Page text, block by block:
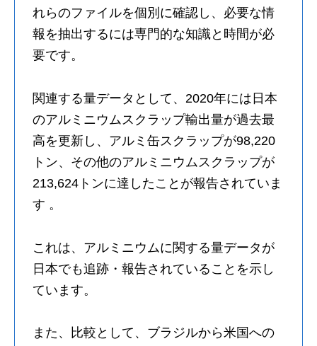
れらのファイルを個別に確認し、必要な情
報を抽出するには専門的な知識と時間が必
要です。
関連する量データとして、2020年には日本
のアルミニウムスクラップ輸出量が過去最
高を更新し、アルミ缶スクラップが98,220
トン、その他のアルミニウムスクラップが
213,624トンに達したことが報告されていま
す 。
これは、アルミニウムに関する量データが
日本でも追跡・報告されていることを示し
ています。
また、比較として、ブラジルから米国への